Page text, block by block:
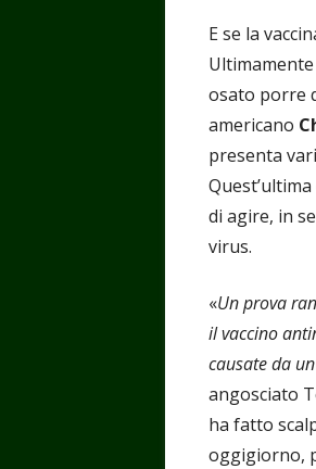
E se la
Ultimamente
osato porre
americano
presenta
di agire, in
virus.
«Un prova
il vaccino
causate da
angosciato
ha fatto
oggigiorno,